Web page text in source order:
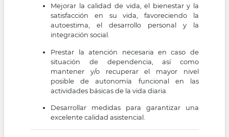
Mejorar la calidad de vida, el bienestar y la
satisfacción en su vida, favoreciendo la
autoestima, el desarrollo personal y la
integración social.
Prestar la atención necesaria en caso de
situación de dependencia, así como
mantener y/o recuperar el mayor nivel
posible de autonomía funcional en las
actividades básicas de la vida diaria.
Desarrollar medidas para garantizar una
excelente calidad asistencial.